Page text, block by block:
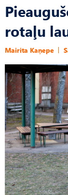
rotaļu
Mairita Kaņepe